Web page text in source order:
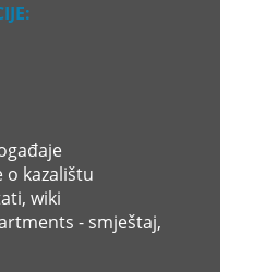
o kazalištu
wiki
- smještaj,